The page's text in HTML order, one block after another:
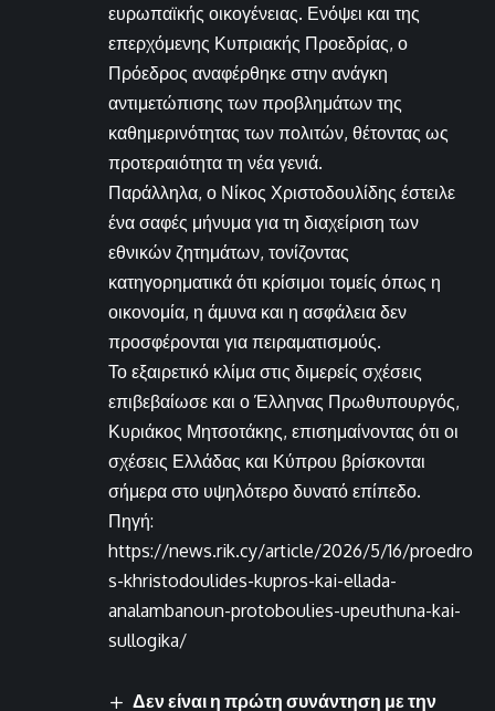
ευρωπαϊκής οικογένειας. Ενόψει και της
επερχόμενης Κυπριακής Προεδρίας, ο
Πρόεδρος αναφέρθηκε στην ανάγκη
αντιμετώπισης των προβλημάτων της
καθημερινότητας των πολιτών, θέτοντας ως
προτεραιότητα τη νέα γενιά.
Παράλληλα, ο Νίκος Χριστοδουλίδης έστειλε
ένα σαφές μήνυμα για τη διαχείριση των
εθνικών ζητημάτων, τονίζοντας
κατηγορηματικά ότι κρίσιμοι τομείς όπως η
οικονομία, η άμυνα και η ασφάλεια δεν
προσφέρονται για πειραματισμούς.
Το εξαιρετικό κλίμα στις διμερείς σχέσεις
επιβεβαίωσε και ο Έλληνας Πρωθυπουργός,
Κυριάκος Μητσοτάκης, επισημαίνοντας ότι οι
σχέσεις Ελλάδας και Κύπρου βρίσκονται
σήμερα στο υψηλότερο δυνατό επίπεδο.
Πηγή:
https://news.rik.cy/article/2026/5/16/proedro
s-khristodoulides-kupros-kai-ellada-
analambanoun-protoboulies-upeuthuna-kai-
sullogika/
Δεν είναι η πρώτη συνάντηση με την